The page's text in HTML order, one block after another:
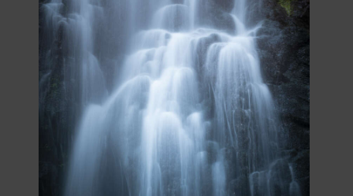
AUSSTELLUNGEN
HEIMATLICHTER
KONTAKT